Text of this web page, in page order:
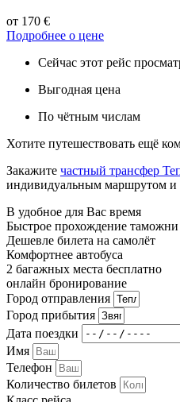
от 170 €
Подробнее о цене
Сейчас этот рейс
Выгодная цена
По чётным числам
Хотите путешествовать ещё
Закажите частный трансфер
индивидуальным маршрутом и
В удобное для Вас время
Быстрое прохождение таможни
Дешевле билета на самолёт
Комфортнее автобуса
2 багажных места бесплатно
онлайн бронирование
Город отправления
Город прибытия
Дата поездки
Имя
Телефон
Количество билетов